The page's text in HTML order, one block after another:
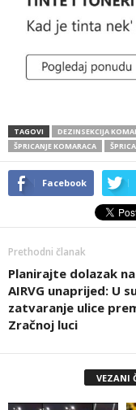
TAGOVI DEZINSEKCIJA
ŠPRICANJE KOMARACA
Facebook
Prethodni članak
Planirajte dolazak na
AIRVG unaprijed: U
zatvaranje ulice
Zračnoj luci
VEZANI